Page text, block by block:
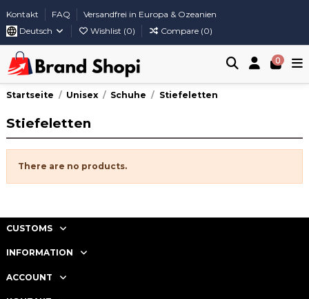
Kontakt FAQ
Versandfrei in Europa & Ozeanien
Deutsch
Wishlist (0) Compare (0)
0
Startseite Unisex Schuhe Stiefeletten
Stiefeletten
There are no products.
CUSTOMS
INFORMATION
ACCOUNT